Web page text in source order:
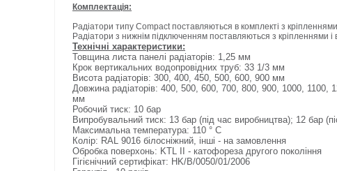
Комплектація:
Радіатори типу Compact поставляються в комплекті з
Радіатори з нижнім підключенням поставляються з кріпленнями
Технічні характеристики:
Товщина листа панелі радіаторів: 1,25 мм
Крок вертикальних водопровідних труб: 33 1/3 мм
Висота радіаторів: 300, 400, 450, 500, 600, 900 мм
Довжина радіаторів: 400, 500, 600, 700, 800, 900, 1000, 1100,
мм
Робочий тиск: 10 бар
Випробувальний тиск: 13 бар (під час виробництва); 12 бар
Максимальна температура: 110 ° C
Колір: RAL 9016 білосніжний, інші - на замовлення
Обробка поверхонь: KTL II - катофореза другого покоління
Гігієнічний сертифікат: HK/B/0050/01/2006